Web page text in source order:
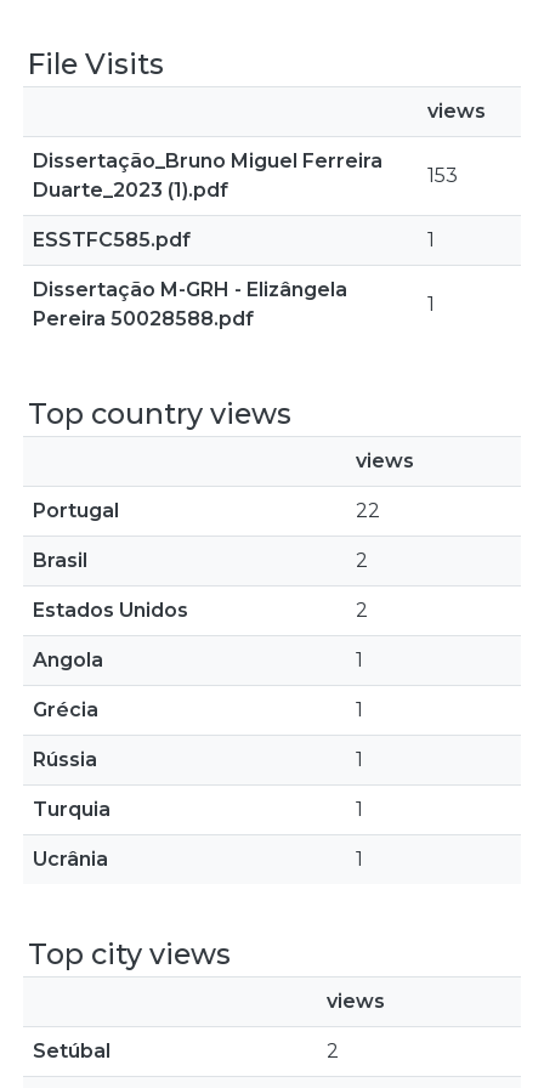
File Visits
views
Dissertação_Bruno Miguel Ferreira
Duarte_2023 (1).pdf
153
ESSTFC585.pdf 1
Dissertação M-GRH - Elizângela
Pereira 50028588.pdf
1
Top country views
views
Portugal 22
Brasil 2
Estados Unidos 2
Angola 1
Grécia 1
Rússia 1
Turquia 1
Ucrânia 1
Top city views
views
Setúbal 2